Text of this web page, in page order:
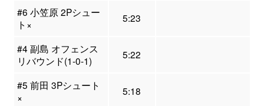
#6 小笠原 2Pシュー
ト×
5:23
#4 副島 オフェンス
リバウンド(1-0-1)
5:22
#5 前田 3Pシュート
×
5:18